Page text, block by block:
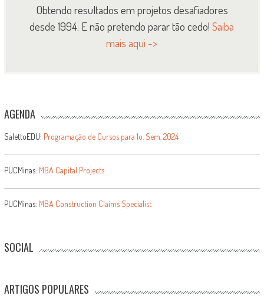
Obtendo resultados em projetos desafiadores
desde 1994. E não pretendo parar tão cedo!Saiba
mais aqui ->
AGENDA
SalettoEDU: Programação de Cursos para 1o. Sem. 2024
PUCMinas: MBA Capital Projects
PUCMinas: MBA Construction Claims Specialist
SOCIAL
ARTIGOS POPULARES